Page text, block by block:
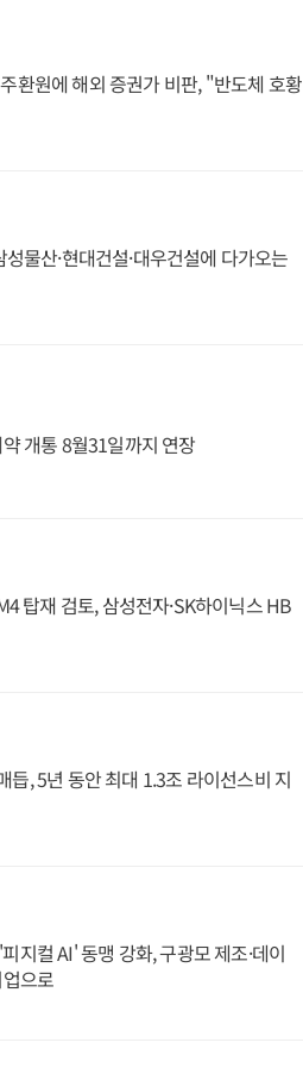
환원에 해외 증권가 비판, "반도체 호황
물산·현대건설·대우건설에 다가오는
개통 8월31일까지 연장
탑재 검토, 삼성전자·SK하이닉스 HB
듭, 5년 동안 최대 1.3조 라이선스비 지
지컬 AI' 동맹 강화, 구광모 제조·데이
으로